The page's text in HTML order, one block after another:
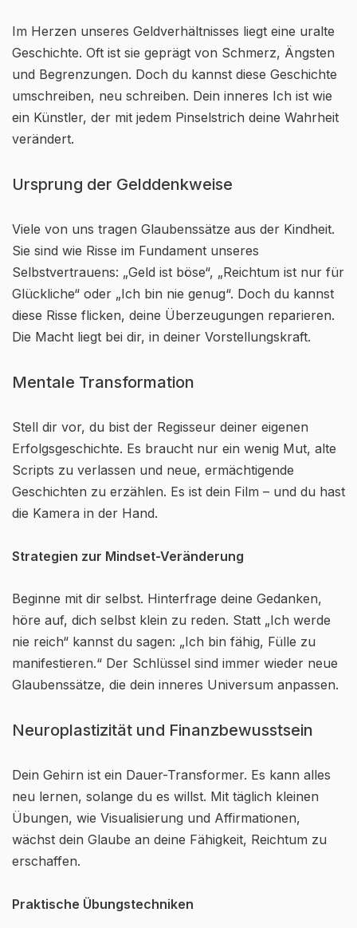
Im Herzen unseres Geldverhältnisses liegt eine uralte
Geschichte. Oft ist sie geprägt von Schmerz, Ängsten
und Begrenzungen. Doch du kannst diese Geschichte
umschreiben, neu schreiben. Dein inneres Ich ist wie
ein Künstler, der mit jedem Pinselstrich deine Wahrheit
verändert.
Ursprung der Gelddenkweise
Viele von uns tragen Glaubenssätze aus der Kindheit.
Sie sind wie Risse im Fundament unseres
Selbstvertrauens: „Geld ist böse“, „Reichtum ist nur für
Glückliche“ oder „Ich bin nie genug“. Doch du kannst
diese Risse flicken, deine Überzeugungen reparieren.
Die Macht liegt bei dir, in deiner Vorstellungskraft.
Mentale Transformation
Stell dir vor, du bist der Regisseur deiner eigenen
Erfolgsgeschichte. Es braucht nur ein wenig Mut, alte
Scripts zu verlassen und neue, ermächtigende
Geschichten zu erzählen. Es ist dein Film – und du hast
die Kamera in der Hand.
Strategien zur Mindset-Veränderung
Beginne mit dir selbst. Hinterfrage deine Gedanken,
höre auf, dich selbst klein zu reden. Statt „Ich werde
nie reich“ kannst du sagen: „Ich bin fähig, Fülle zu
manifestieren.“ Der Schlüssel sind immer wieder neue
Glaubenssätze, die dein inneres Universum anpassen.
Neuroplastizität und Finanzbewusstsein
Dein Gehirn ist ein Dauer-Transformer. Es kann alles
neu lernen, solange du es willst. Mit täglich kleinen
Übungen, wie Visualisierung und Affirmationen,
wächst dein Glaube an deine Fähigkeit, Reichtum zu
erschaffen.
Praktische Übungstechniken